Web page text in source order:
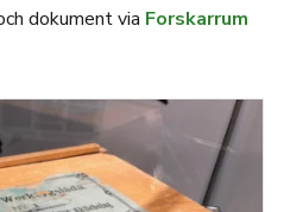
dokument via Forskarrum